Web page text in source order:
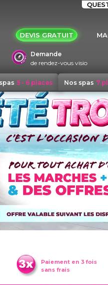
DEVIS GRATUIT
Demande
de rendez-vous visio
5 - 6 places Nos spas 7
+
Paiement en 3 fois
sans frais